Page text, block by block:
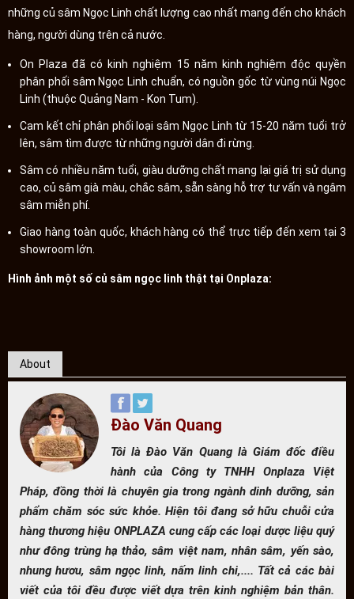
những củ sâm Ngọc Linh chất lượng cao nhất mang đến cho khách
hàng, người dùng trên cả nước.
On Plaza đã có kinh nghiệm 15 năm kinh nghiệm độc quyền
phân phối sâm Ngọc Linh chuẩn, có nguồn gốc từ vùng núi Ngọc
Linh (thuộc Quảng Nam - Kon Tum).
Cam kết chỉ phân phối loại sâm Ngọc Linh từ 15-20 năm tuổi trở
lên, sâm tìm được từ những người dân đi rừng.
Sâm có nhiều năm tuổi, giàu dưỡng chất mang lại giá trị sử dụng
cao, củ sâm già màu, chắc sâm, sẵn sàng hỗ trợ tư vấn và ngâm
sâm miễn phí.
Giao hàng toàn quốc, khách hàng có thể trực tiếp đến xem tại 3
showroom lớn.
Hình ảnh một số củ sâm ngọc linh thật tại Onplaza:
About
Đào Văn Quang
Tôi là Đào Văn Quang là Giám đốc điều
hành của Công ty TNHH Onplaza Việt
Pháp, đồng thời là chuyên gia trong ngành dinh dưỡng, sản
phẩm chăm sóc sức khỏe. Hiện tôi đang sở hữu chuỗi cửa
hàng thương hiệu ONPLAZA cung cấp các loại dược liệu quý
như đông trùng hạ thảo, sâm việt nam, nhân sâm, yến sào,
nhung hươu, sâm ngọc linh, nấm linh chi,.... Tất cả các bài
viết của tôi đều được viết dựa trên kinh nghiệm bản thân.